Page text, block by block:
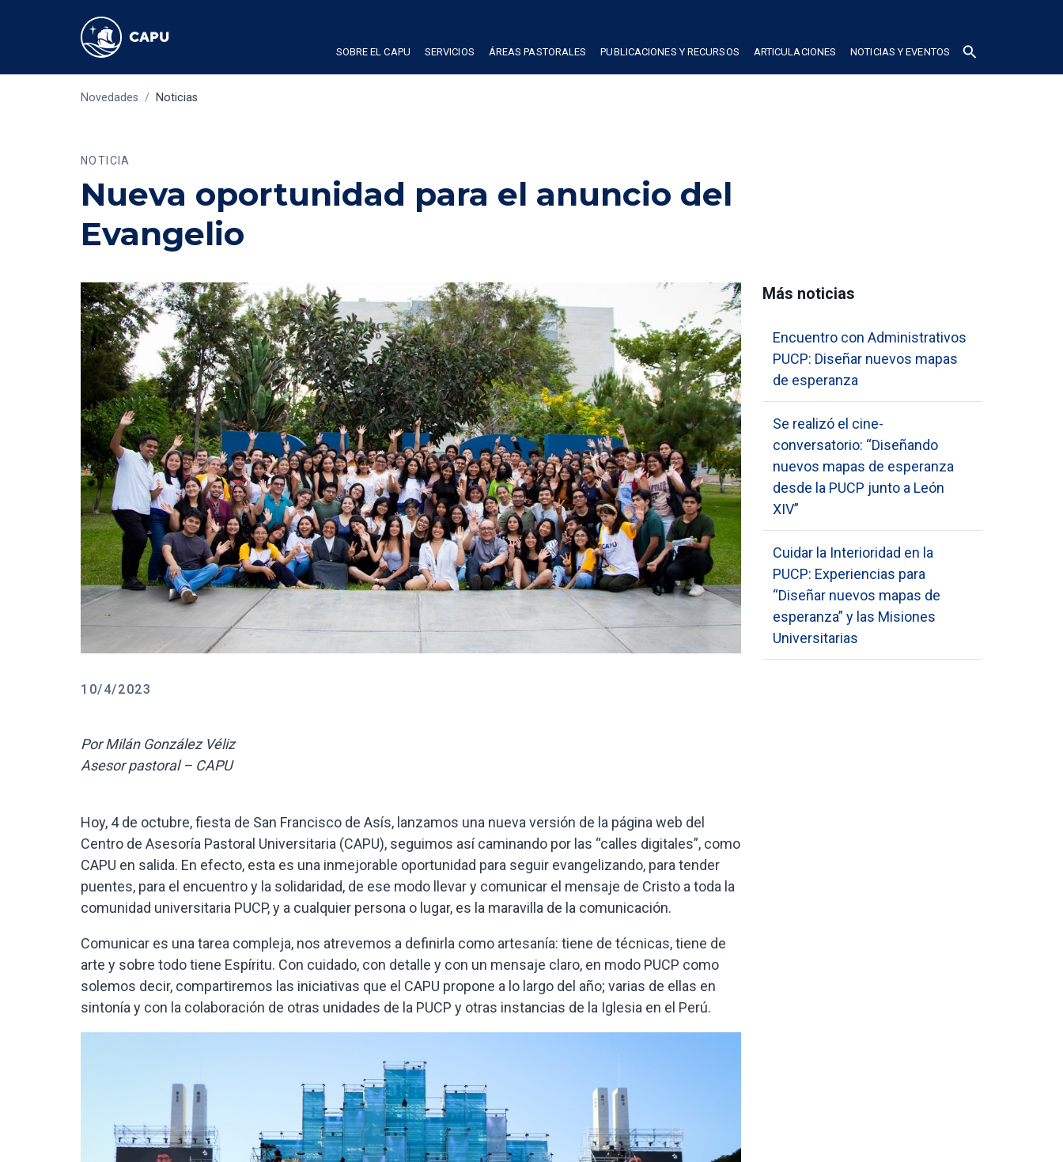
SOBRE EL CAPU SERVICIOS ÁREAS PASTORALES PUBLICACIONES Y RECURSOS ARTICULACIONES NOTICIAS Y EVENTOS search
Novedades / Noticias
NOTICIA
Nueva oportunidad para el anuncio del
Evangelio
10/4/2023
Por Milán González Véliz
Asesor pastoral – CAPU
Hoy, 4 de octubre, fiesta de San Francisco de Asís, lanzamos una nueva versión de la página web del
Centro de Asesoría Pastoral Universitaria (CAPU), seguimos así caminando por las “calles digitales”, como
CAPU en salida. En efecto, esta es una inmejorable oportunidad para seguir evangelizando, para tender
puentes, para el encuentro y la solidaridad, de ese modo llevar y comunicar el mensaje de Cristo a toda la
comunidad universitaria PUCP, y a cualquier persona o lugar, es la maravilla de la comunicación.
Comunicar es una tarea compleja, nos atrevemos a definirla como artesanía: tiene de técnicas, tiene de
arte y sobre todo tiene Espíritu. Con cuidado, con detalle y con un mensaje claro, en modo PUCP como
solemos decir, compartiremos las iniciativas que el CAPU propone a lo largo del año; varias de ellas en
sintonía y con la colaboración de otras unidades de la PUCP y otras instancias de la Iglesia en el Perú.
Más noticias
Encuentro con Administrativos
PUCP: Diseñar nuevos mapas
de esperanza
Se realizó el cine-
conversatorio: “Diseñando
nuevos mapas de esperanza
desde la PUCP junto a León
XIV”
Cuidar la Interioridad en la
PUCP: Experiencias para
“Diseñar nuevos mapas de
esperanza” y las Misiones
Universitarias